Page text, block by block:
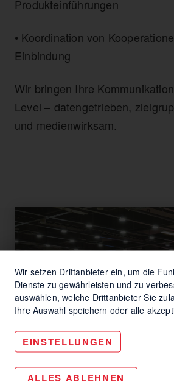
Produkteinführungen
• Koordination von
Einbindung
Wir bringen Ihre
Level – datengetrieben,
und medienwirksam.
Wir setzen Drittanbieter ein, um die
Dienste zu gewährleisten und zu
auswählen, welche Drittanbieter Sie
Ihre Auswahl speichern oder alle
EINSTELLUNGEN
ALLES ABLEHNEN